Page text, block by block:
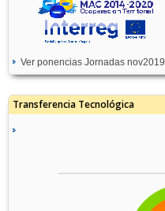
Ver ponencias Jornadas nov2019
Transferencia Tecnológica